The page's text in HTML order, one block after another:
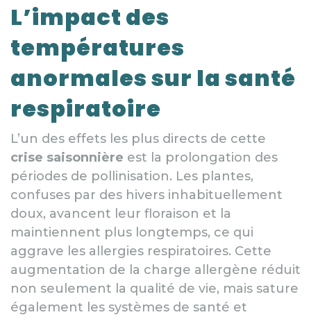
L’impact des
températures
anormales sur la santé
respiratoire
L’un des effets les plus directs de cette
crise saisonnière est la prolongation des
périodes de pollinisation. Les plantes,
confuses par des hivers inhabituellement
doux, avancent leur floraison et la
maintiennent plus longtemps, ce qui
aggrave les allergies respiratoires. Cette
augmentation de la charge allergène réduit
non seulement la qualité de vie, mais sature
également les systèmes de santé et